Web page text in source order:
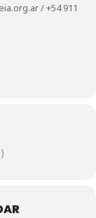
/+54 911